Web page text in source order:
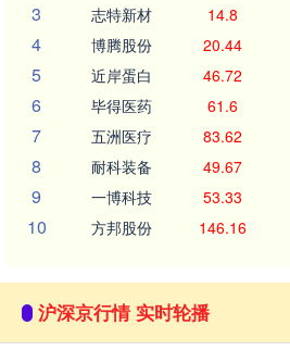
3 志特新材 14.8
4 博腾股份 20.44
5 近岸蛋白 46.72
6 毕得医药 61.6
7 五洲医疗 83.62
8 耐科装备 49.67
9 一博科技 53.33
10 方邦股份 146.16
沪深京行情 实时轮播